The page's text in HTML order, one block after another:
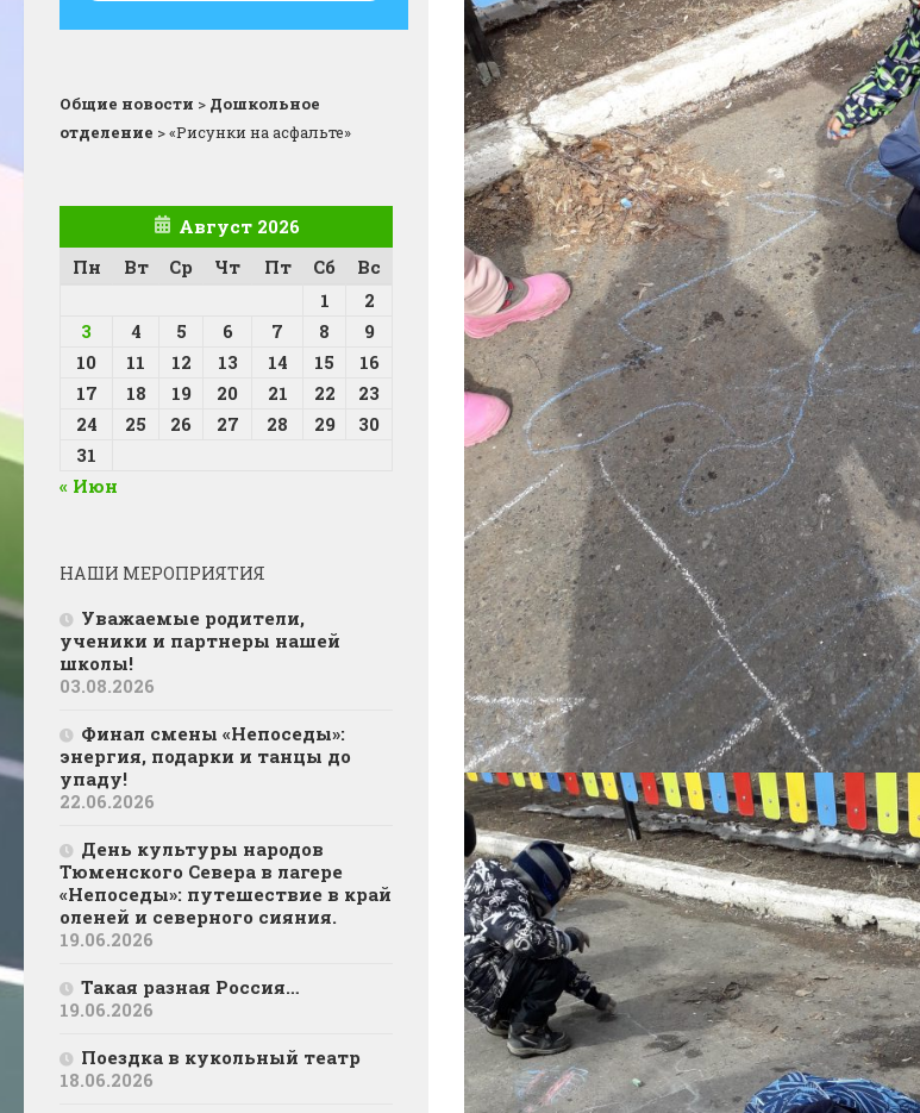
Общие новости > Дошкольное
отделение >«Рисунки на асфальте»
Август 2026
Пн
Вт Ср Чт Пт Сб
Вс
1
2
3
4 5 6 7 8
9
10
11 12 13 14 15
16
17
18 19 20 21 22
23
24
25 26 27 28 29
30
31
« Июн
НАШИ МЕРОПРИЯТИЯ
Уважаемые родители,
ученики и партнеры нашей
школы!
03.08.2026
Финал смены «Непоседы»:
энергия, подарки и танцы до
упаду!
22.06.2026
День культуры народов
Тюменского Севера в лагере
«Непоседы»: путешествие в край
оленей и северного сияния.
19.06.2026
Такая разная Россия…
19.06.2026
Поездка в кукольный театр
18.06.2026